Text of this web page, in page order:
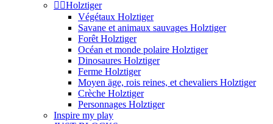
 Holztiger
Végétaux Holztiger
Savane et animaux sauvages Holztiger
Forêt Holztiger
Océan et monde polaire Holztiger
Dinosaures Holztiger
Ferme Holztiger
Moyen äge, rois reines, et chevaliers Holztiger
Crèche Holztiger
Personnages Holztiger
Inspire my play